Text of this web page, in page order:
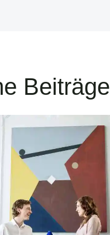
Beiträge